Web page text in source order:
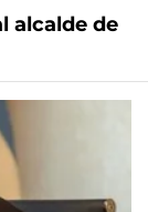
alcalde de